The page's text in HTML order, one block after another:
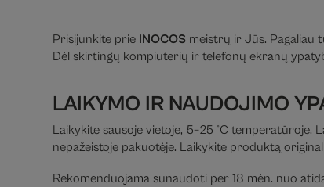
Prisijunkite prie INOCOS meistrų ir Jūs. Pagaliau
Dėl skirtingų kompiuterių ir telefonų ekranų
LAIKYMO IR NAUDOJIMO
Laikykite sausoje vietoje, 5–25 °C temperatūroje.
nepažeistoje pakuotėje. Laikykite produktą
Rekomenduojama sunaudoti per 18 mėn. nuo